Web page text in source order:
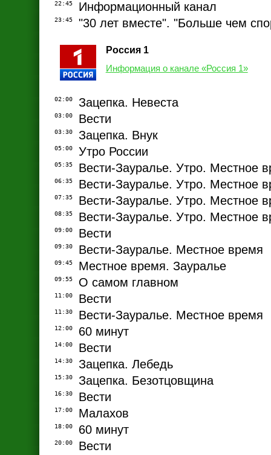
22:45 Информационный канал
23:45 "30 лет вместе". "Больше чем
Россия 1
Информация о канале «Россия 1»
02:00 Зацепка. Невеста
03:00 Вести
03:30 Зацепка. Внук
05:00 Утро России
05:35 Вести-Зауралье. Утро. Местное
06:35 Вести-Зауралье. Утро. Местное
07:35 Вести-Зауралье. Утро. Местное
08:35 Вести-Зауралье. Утро. Местное
09:00 Вести
09:30 Вести-Зауралье. Местное время
09:45 Местное время. Зауралье
09:55 О самом главном
11:00 Вести
11:30 Вести-Зауралье. Местное время
12:00 60 минут
14:00 Вести
14:30 Зацепка. Лебедь
15:30 Зацепка. Безотцовщина
16:30 Вести
17:00 Малахов
18:00 60 минут
20:00 Вести